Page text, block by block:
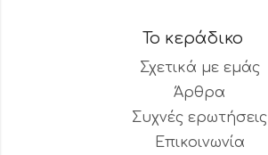
Το κεράδικο
Σχετικά με εμάς
Άρθρα
Συχνές ερωτήσεις
Επικοινωνία